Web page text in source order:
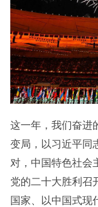
这一年，我们奋进
变局，以习近平同
对，中国特色社会
党的二十大胜利召
国家、以中国式现